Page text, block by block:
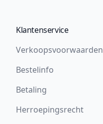
Klantenservice
Verkoopsvoorwaarden
Bestelinfo
Betaling
Herroepingsrecht